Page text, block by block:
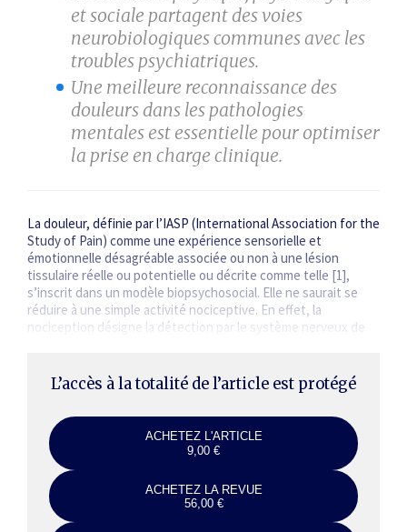
et sociale partagent des voies
neurobiologiques communes avec les
troubles psychiatriques.
Une meilleure reconnaissance des
douleurs dans les pathologies
mentales est essentielle pour optimiser
la prise en charge clinique.
La douleur, définie par l’IASP (International Association for the
Study of Pain) comme une expérience sensorielle et
émotionnelle désagréable associée ou non à une lésion
tissulaire réelle ou potentielle ou décrite comme telle [1],
s’inscrit dans un modèle biopsychosocial. Elle ne saurait se
réduire à une simple activité nociceptive. En effet, la
nociception désigne la détection par le système nerveux de
L’accès à la totalité de l’article est protégé
ACHETEZ L'ARTICLE
9,00 €
ACHETEZ LA REVUE
56,00 €